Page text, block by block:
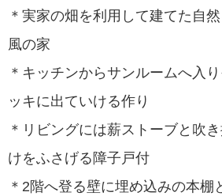
＊実家の畑を利用して建てた自
風の家
＊キッチンからサンルームへ入
ッキに出ていける作り
＊リビングには薪ストーブと吹
けをふさげる障子戸付
＊2階へ登る壁に埋め込みの本棚